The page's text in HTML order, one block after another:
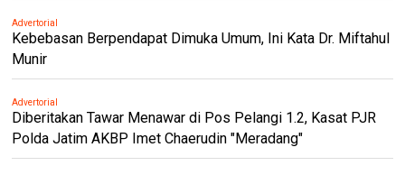
Advertorial
Kebebasan Berpendapat Dimuka Umum, Ini Kata Dr. Miftahul
Munir
Advertorial
Diberitakan Tawar Menawar di Pos Pelangi 1.2, Kasat PJR
Polda Jatim AKBP Imet Chaerudin "Meradang"